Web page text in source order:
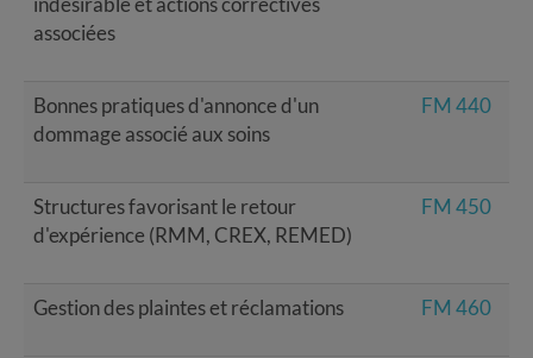
associées
Bonnes pratiques d'annonce d'un
dommage associé aux soins
FM 440
Structures favorisant le retour
d'expérience (RMM, CREX, REMED)
FM 450
Gestion des plaintes et réclamations FM 460